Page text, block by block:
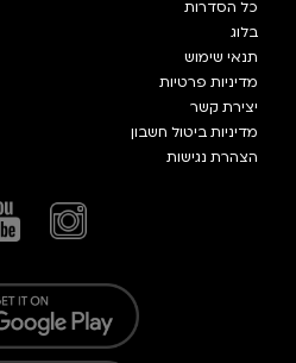
כל הסדרות
בלוג
תנאי שימוש
מדיניות פרטיות
יצירת קשר
מדיניות ביטול חשבון
הצהרת נגישות